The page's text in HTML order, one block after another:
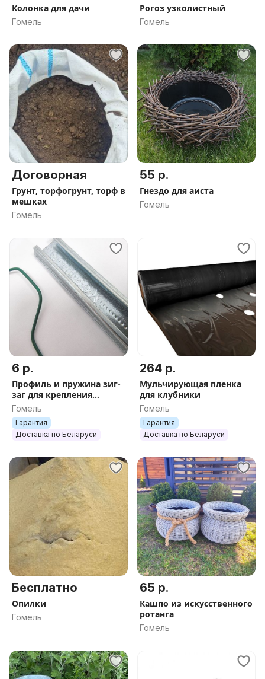
Колонка для дачи
Гомель
Рогоз узколистный
Гомель
Договорная
Грунт, торфогрунт, торф в
мешках
Гомель
55 р.
Гнездо для аиста
Гомель
6 р.
Профиль и пружина зиг-
заг для крепления
пленки
Гомель
Гарантия
Доставка по Беларуси
264 р.
Мульчирующая пленка
для клубники
Гомель
Гарантия
Доставка по Беларуси
Бесплатно
Опилки
Гомель
65 р.
Кашпо из искусственного
ротанга
Гомель